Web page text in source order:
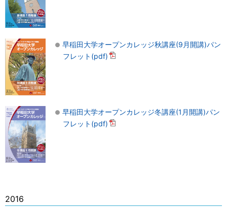
早稲田大学オープンカレッジ秋講座(9月開講)パン
フレット(pdf)
早稲田大学オープンカレッジ冬講座(1月開講)パン
フレット(pdf)
2016